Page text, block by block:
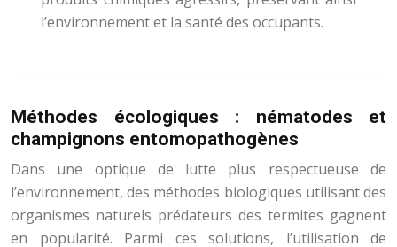
l’environnement et la santé des occupants.
Méthodes écologiques : nématodes et
champignons entomopathogènes
Dans une optique de lutte plus respectueuse de
l’environnement, des méthodes biologiques utilisant des
organismes naturels prédateurs des termites gagnent
en popularité. Parmi ces solutions, l’utilisation de